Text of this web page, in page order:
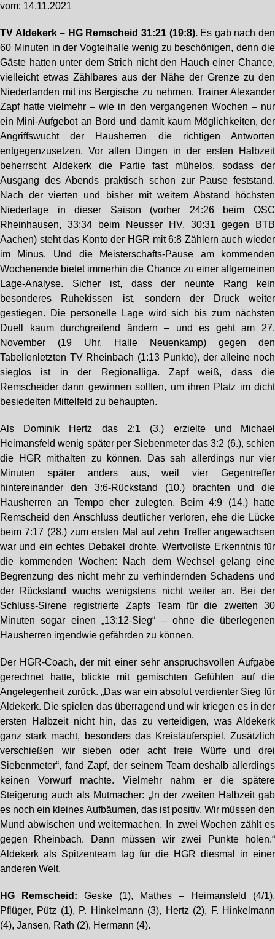
vom: 14.11.2021
TV Aldekerk – HG Remscheid 31:21 (19:8).Es gab nach den
60 Minuten in der Vogteihalle wenig zu beschönigen, denn die
Gäste hatten unter dem Strich nicht den Hauch einer Chance,
vielleicht etwas Zählbares aus der Nähe der Grenze zu den
Niederlanden mit ins Bergische zu nehmen. Trainer Alexander
Zapf hatte vielmehr – wie in den vergangenen Wochen – nur
ein Mini-Aufgebot an Bord und damit kaum Möglichkeiten, der
Angriffswucht der Hausherren die richtigen Antworten
entgegenzusetzen. Vor allen Dingen in der ersten Halbzeit
beherrscht Aldekerk die Partie fast mühelos, sodass der
Ausgang des Abends praktisch schon zur Pause feststand.
Nach der vierten und bisher mit weitem Abstand höchsten
Niederlage in dieser Saison (vorher 24:26 beim OSC
Rheinhausen, 33:34 beim Neusser HV, 30:31 gegen BTB
Aachen) steht das Konto der HGR mit 6:8 Zählern auch wieder
im Minus. Und die Meisterschafts-Pause am kommenden
Wochenende bietet immerhin die Chance zu einer allgemeinen
Lage-Analyse. Sicher ist, dass der neunte Rang kein
besonderes Ruhekissen ist, sondern der Druck weiter
gestiegen. Die personelle Lage wird sich bis zum nächsten
Duell kaum durchgreifend ändern – und es geht am 27.
November (19 Uhr, Halle Neuenkamp) gegen den
Tabellenletzten TV Rheinbach (1:13 Punkte), der alleine noch
sieglos ist in der Regionalliga. Zapf weiß, dass die
Remscheider dann gewinnen sollten, um ihren Platz im dicht
besiedelten Mittelfeld zu behaupten.
Als Dominik Hertz das 2:1 (3.) erzielte und Michael
Heimansfeld wenig später per Siebenmeter das 3:2 (6.), schien
die HGR mithalten zu können. Das sah allerdings nur vier
Minuten später anders aus, weil vier Gegentreffer
hintereinander den 3:6-Rückstand (10.) brachten und die
Hausherren an Tempo eher zulegten. Beim 4:9 (14.) hatte
Remscheid den Anschluss deutlicher verloren, ehe die Lücke
beim 7:17 (28.) zum ersten Mal auf zehn Treffer angewachsen
war und ein echtes Debakel drohte. Wertvollste Erkenntnis für
die kommenden Wochen: Nach dem Wechsel gelang eine
Begrenzung des nicht mehr zu verhindernden Schadens und
der Rückstand wuchs wenigstens nicht weiter an. Bei der
Schluss-Sirene registrierte Zapfs Team für die zweiten 30
Minuten sogar einen „13:12-Sieg“ – ohne die überlegenen
Hausherren irgendwie gefährden zu können.
Der HGR-Coach, der mit einer sehr anspruchsvollen Aufgabe
gerechnet hatte, blickte mit gemischten Gefühlen auf die
Angelegenheit zurück. „Das war ein absolut verdienter Sieg für
Aldekerk. Die spielen das überragend und wir kriegen es in der
ersten Halbzeit nicht hin, das zu verteidigen, was Aldekerk
ganz stark macht, besonders das Kreisläuferspiel. Zusätzlich
verschießen wir sieben oder acht freie Würfe und drei
Siebenmeter“, fand Zapf, der seinem Team deshalb allerdings
keinen Vorwurf machte. Vielmehr nahm er die spätere
Steigerung auch als Mutmacher: „In der zweiten Halbzeit gab
es noch ein kleines Aufbäumen, das ist positiv. Wir müssen den
Mund abwischen und weitermachen. In zwei Wochen zählt es
gegen Rheinbach. Dann müssen wir zwei Punkte holen.“
Aldekerk als Spitzenteam lag für die HGR diesmal in einer
anderen Welt.
HG Remscheid: Geske (1), Mathes – Heimansfeld (4/1),
Pflüger, Pütz (1), P. Hinkelmann (3), Hertz (2), F. Hinkelmann
(4), Jansen, Rath (2), Hermann (4).